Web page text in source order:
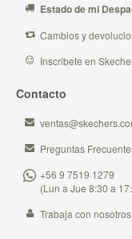
Estado de mi
Cambios y
Inscribete en
Contacto
Preguntas
+56 9 7519 1279
(Lun a Jue 8:30 a
Trabaja con nosotros